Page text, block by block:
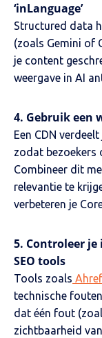
‘inLanguage’
Structured data
(zoals Gemini of
je content
weergave in AI
4. Gebruik een
Een CDN
zodat bezoekers
Combineer dit
relevantie te
verbeteren je
5. Controleer
SEO tools
Tools zoals
technische
dat één fout
zichtbaarheid